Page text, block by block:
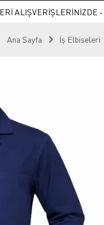
ALIŞVERİŞLERİNİZDE -
Ana Sayfa İş Elbiseleri